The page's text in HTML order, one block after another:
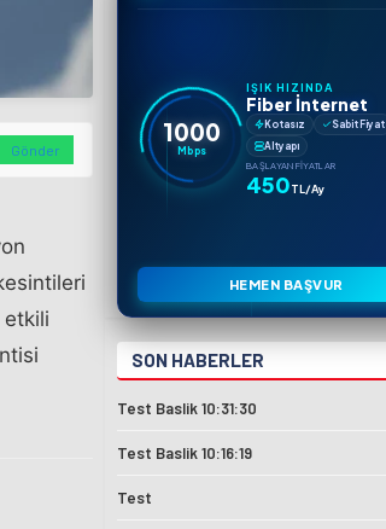
Gönder
etkili
1000
Mbps
IŞIK HIZINDA
Fiber İnternet
Kotasız
Sabit Fiyat
Altyapı
BAŞLAYAN FIYATLAR
450TL/Ay
HEMEN BAŞVUR
SON HABERLER
Test Baslik 10:31:30
Test Baslik 10:16:19
Test